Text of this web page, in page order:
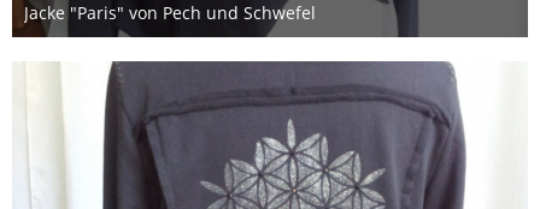
Jacke "Paris" von Pech und Schwefel
6. November 2017